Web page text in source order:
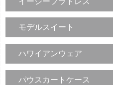
モデルスイート
ハワイアンウェア
パウスカートケース